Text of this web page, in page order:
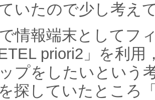
いたので少し考え
情報端末としてフ
priori2」を利
プをしたいという
探していたところ